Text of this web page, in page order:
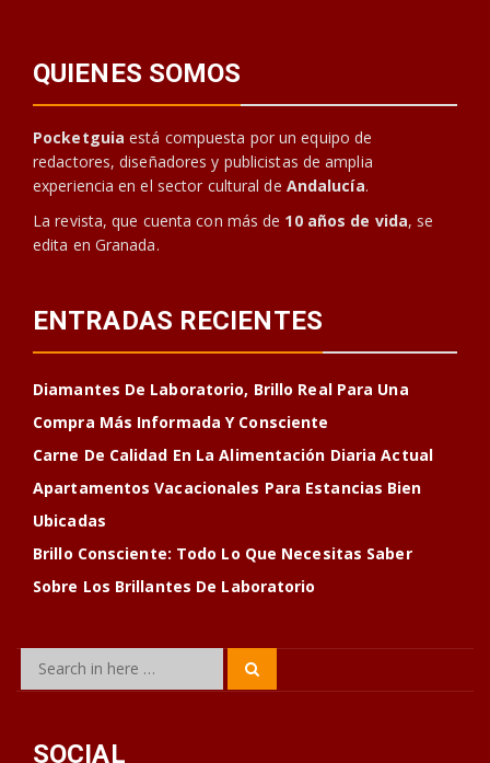
QUIENES SOMOS
Pocketguia está compuesta por un equipo de
redactores, diseñadores y publicistas de amplia
experiencia en el sector cultural de Andalucía.
La revista, que cuenta con más de 10 años de vida, se
edita en Granada.
ENTRADAS RECIENTES
Diamantes De Laboratorio, Brillo Real Para Una
Compra Más Informada Y Consciente
Carne De Calidad En La Alimentación Diaria Actual
Apartamentos Vacacionales Para Estancias Bien
Ubicadas
Brillo Consciente: Todo Lo Que Necesitas Saber
Sobre Los Brillantes De Laboratorio
Search
SOCIAL